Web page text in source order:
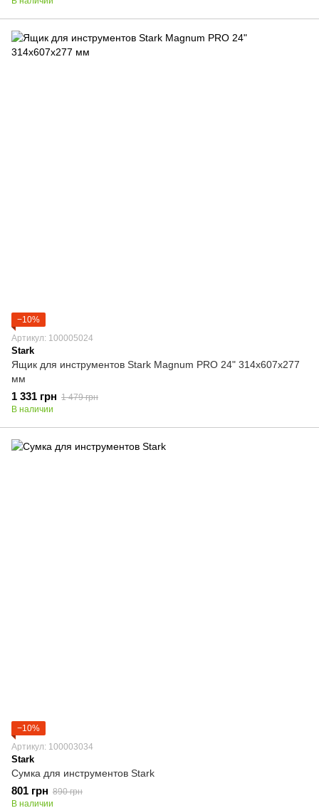
−10%
Артикул: 100005024
Stark
Ящик для инструментов Stark Magnum PRO 24" 314x607x277
мм
1 331 грн 1 479 грн
В наличии
−10%
Артикул: 100003034
Stark
Сумка для инструментов Stark
801 грн 890 грн
В наличии